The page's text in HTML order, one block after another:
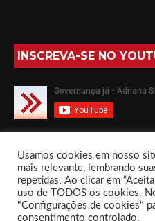
INSCREVA-SE NO
SIGA-ME NO TWITTER
Usamos cookies em nosso
mais relevante, lembrando
repetidas. Ao clicar em
uso de TODOS os cookies.
"Configurações de cookies"
consentimento controlado.